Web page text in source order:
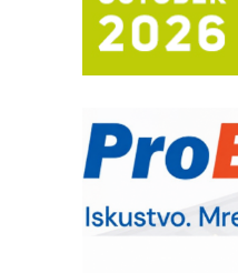
Bezbednost na
IB
poverenja u
– Pametna
upravljanje
Sigurnije
solarnim
Pranje točkova